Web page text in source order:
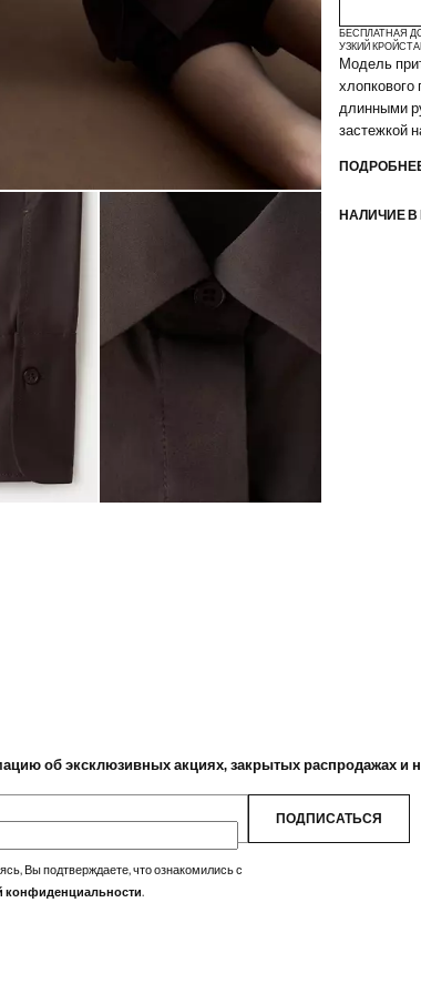
БЕСПЛАТНАЯ
УЗКИЙ КРОЙ
Модель
длинными
застежкой
НАЛИЧИЕ
об эксклюзивных акциях, закрытых распродажах и
ПОДПИСАТЬСЯ
Вы подтверждаете, что ознакомились с
конфиденциальности.